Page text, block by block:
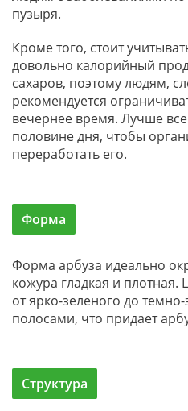
пузыря.
Кроме того, стоит
довольно калорийный
сахаров, поэтому людям,
рекомендуется
вечернее время. Лучше
половине дня, чтобы
переработать его.
Форма
Форма арбуза идеально
кожура гладкая и плотная.
от ярко-зеленого до
полосами, что придает
Структура